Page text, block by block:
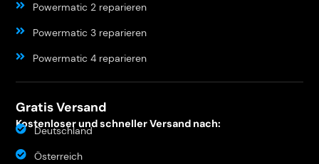
Powermatic 2 reparieren
Powermatic 3 reparieren
Powermatic 4 reparieren
Gratis Versand
Kostenloser und schneller Versand nach:
Deutschland
Österreich